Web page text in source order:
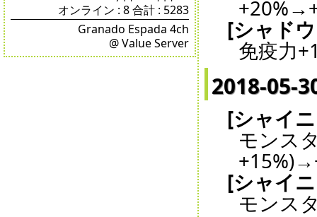
オンライン : 8 合計 : 5283
Granado Espada 4ch
@ Value Server
[シャド
免疫力
2018-05-
[シャイ
モンス
[シャイ
モンス